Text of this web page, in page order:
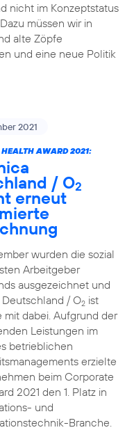
nicht im Konzeptstatus
müssen wir in
alte Zöpfe
und eine neue Politik
2021
HEALTH AWARD 2021:
/ O2
erneut
wurden die sozial
Arbeitgeber
ausgezeichnet und
/ O2ist
mit dabei. Aufgrund der
Leistungen im
betrieblichen
erzielte
beim Corporate
2021 den 1. Platz in
und
Branche.